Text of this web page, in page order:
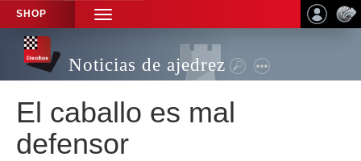
SHOP
TOGGLE
NAVIGATION
Noticias de ajedrez
El caballo es mal
defensor